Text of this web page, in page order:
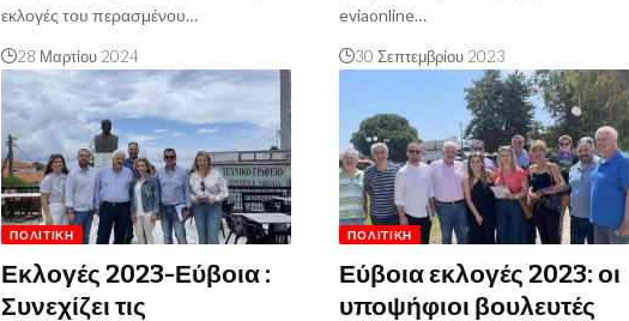
εκλογές του περασμένου…
28 Μαρτίου 2024
eviaonline…
30 Σεπτεμβρίου 2023
ΠΟΛΙΤΙΚΉ
Εκλογές 2023-Εύβοια :
Συνεχίζει τις
ΠΟΛΙΤΙΚΉ
Εύβοια εκλογές 2023: οι
υποψήφιοι βουλευτές